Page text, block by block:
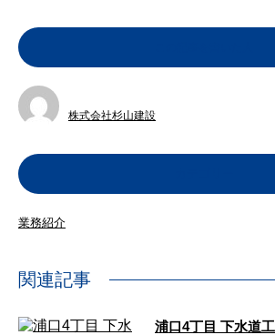
株式会社杉山建設
業務紹介
関連記事
浦口4丁目 下水道